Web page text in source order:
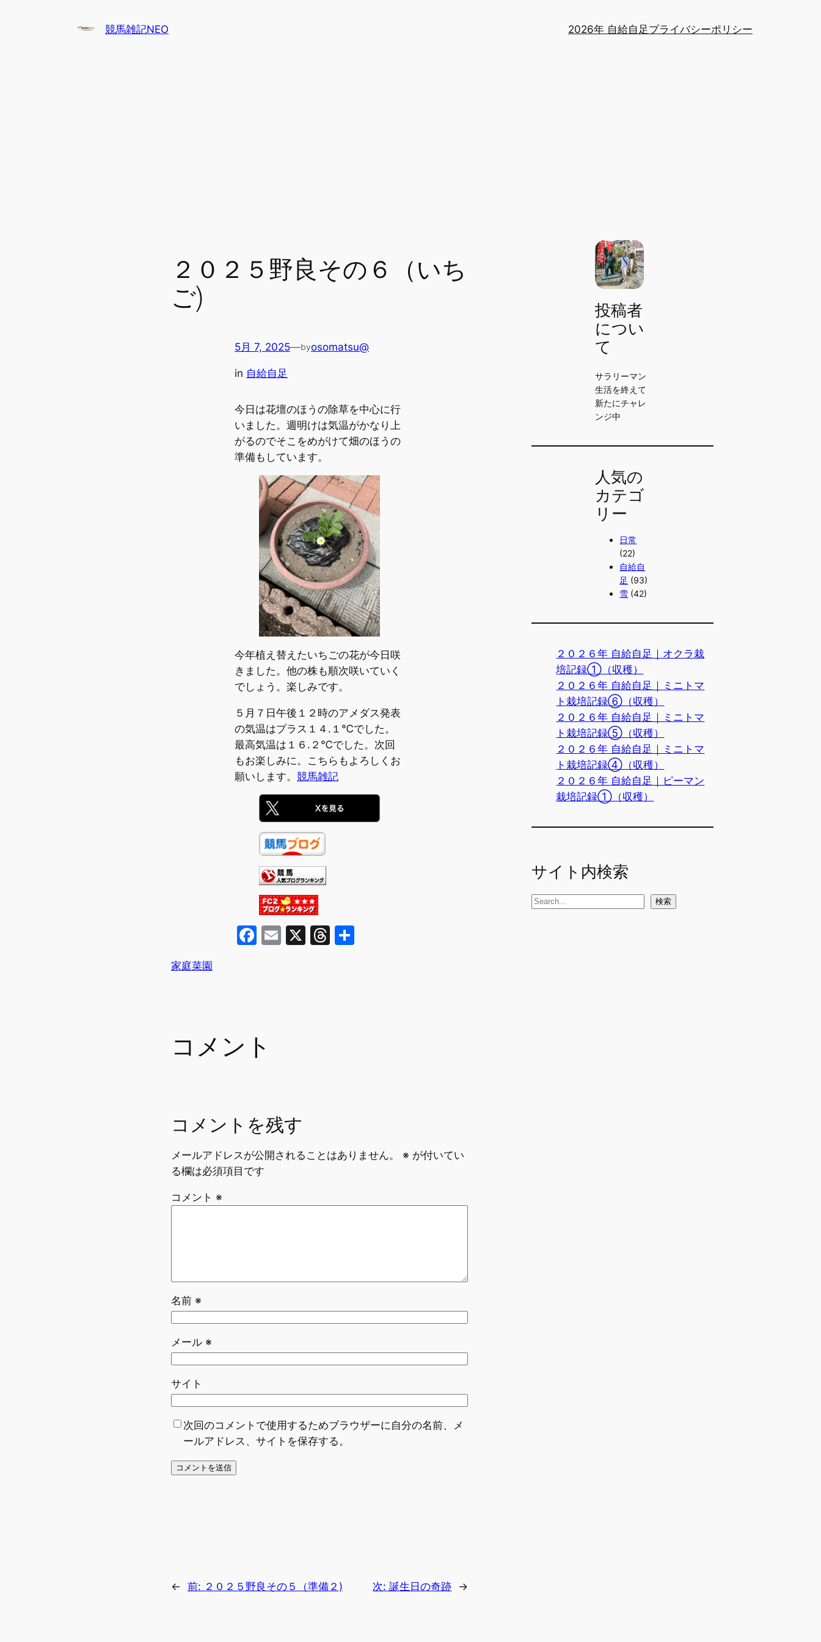
競馬雑記NEO 2026年 自給自足プライバシーポリシー
２０２５野良その６（いち
ご)
5月 7, 2025—byosomatsu@
in 自給自足
今日は花壇のほうの除草を中心に行
いました。週明けは気温がかなり上
がるのでそこをめがけて畑のほうの
準備もしています。
今年植え替えたいちごの花が今日咲
きました。他の株も順次咲いていく
でしょう。楽しみです。
５月７日午後１２時のアメダス発表
の気温はプラス１４.１℃でした。
最高気温は１６.２℃でした。次回
もお楽しみに。こちらもよろしくお
願いします。 競馬雑記
F
o
o
E
X
T
家庭菜園
コメント
コメントを残す
メールアドレスが公開されることはありません。 ※ が付いてい
る欄は必須項目です
コメント ※
名前 ※
メール ※
サイト
次回のコメントで使用するためブラウザーに自分の名前、メ
ールアドレス、サイトを保存する。
← 前: ２０２５野良その５（準備２) 次:誕生日の奇跡 →
投稿者
につい
て
サラリーマン
生活を終えて
新たにチャレ
ンジ中
人気の
カテゴ
リー
日常
(22)
自給自
足 (93)
雪 (42)
２０２６年 自給自足｜オクラ栽
培記録①（収穫）
２０２６年 自給自足｜ミニトマ
ト栽培記録⑥（収穫）
２０２６年 自給自足｜ミニトマ
ト栽培記録⑤（収穫）
２０２６年 自給自足｜ミニトマ
ト栽培記録④（収穫）
２０２６年 自給自足｜ピーマン
栽培記録①（収穫）
サイト内検索
検
検索